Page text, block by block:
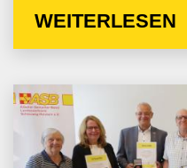
WEITERLESEN